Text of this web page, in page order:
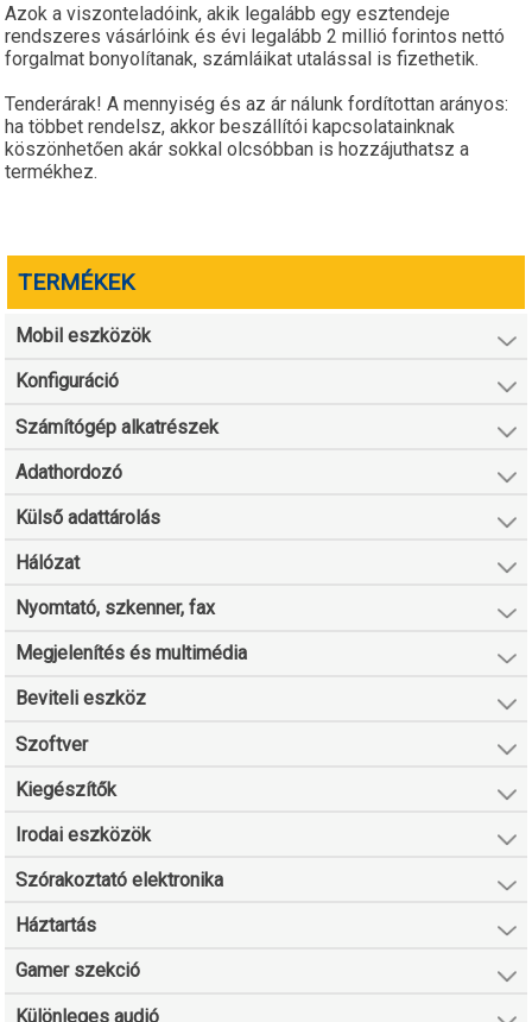
Azok a viszonteladóink, akik legalább egy esztendeje
rendszeres vásárlóink és évi legalább 2 millió forintos nettó
forgalmat bonyolítanak, számláikat utalással is fizethetik.
Tenderárak! A mennyiség és az ár nálunk fordítottan arányos:
ha többet rendelsz, akkor beszállítói kapcsolatainknak
köszönhetően akár sokkal olcsóbban is hozzájuthatsz a
termékhez.
TERMÉKEK
Mobil eszközök
Konfiguráció
Számítógép alkatrészek
Adathordozó
Külső adattárolás
Hálózat
Nyomtató, szkenner, fax
Megjelenítés és multimédia
Beviteli eszköz
Szoftver
Kiegészítők
Irodai eszközök
Szórakoztató elektronika
Háztartás
Gamer szekció
Különleges audió